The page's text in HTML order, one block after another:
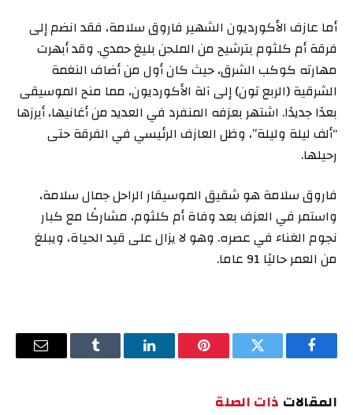
أما عازف الأكورديون الشهير فاروق سلامة، فقد انضم إلى
فرقة أم كلثوم بترشيح من الملحن بليغ حمدي. وقد أبهرت
مهارته كوكب الشرق، حيث كان أول من أضاف النغمة
الشرقية (الربع تون) إلى آلة الأكورديون، مما منح الموسيقى
بعدًا جديدًا. اشتهر بعزفه المنفرد في العديد من أغانيها، أبرزها
“ألف ليلة وليلة”، وظل العازف الرئيسي في الفرقة حتى
رحيلها.
فاروق سلامة هو شقيق الموسيقار الراحل جمال سلامة،
واستمر في العزف بعد وفاة أم كلثوم، مشاركًا مع كبار
نجوم الغناء في عصره. وهو لا يزال على قيد الحياة، ويبلغ
من العمر حاليًا 91 عاما.
فيسبوك تويتر بينتيريستلينكدإن Tumblr
البريد
المقالات ذات الصلة